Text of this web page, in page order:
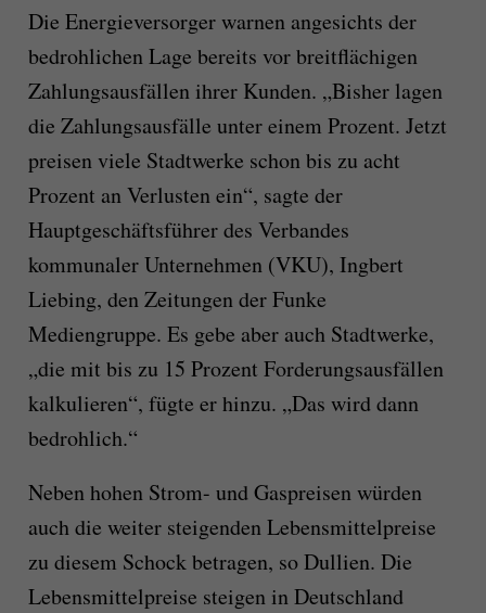
Die Energieversorger warnen angesichts der
bedrohlichen Lage bereits vor breitflächigen
Zahlungsausfällen ihrer Kunden. „Bisher lagen
die Zahlungsausfälle unter einem Prozent. Jetzt
preisen viele Stadtwerke schon bis zu acht
Prozent an Verlusten ein“, sagte der
Hauptgeschäftsführer des Verbandes
kommunaler Unternehmen (VKU), Ingbert
Liebing, den Zeitungen der Funke
Mediengruppe. Es gebe aber auch Stadtwerke,
„die mit bis zu 15 Prozent Forderungsausfällen
kalkulieren“, fügte er hinzu. „Das wird dann
bedrohlich.“
Neben hohen Strom- und Gaspreisen würden
auch die weiter steigenden Lebensmittelpreise
zu diesem Schock betragen, so Dullien. Die
Lebensmittelpreise steigen in Deutschland